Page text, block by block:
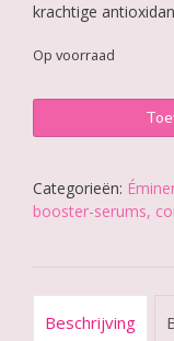
krachtige
Op voorraad
Firm
Acai
Booster-
Serum
Categorieën:
booster-serums,
Beschrijving